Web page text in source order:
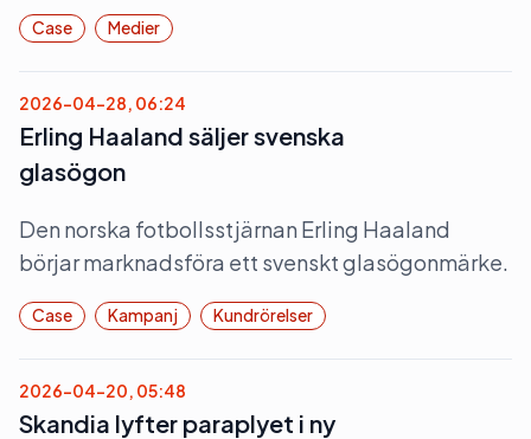
Case Medier
2026-04-28, 06:24
Erling Haaland säljer svenska
glasögon
Den norska fotbollsstjärnan Erling Haaland
börjar marknadsföra ett svenskt glasögonmärke.
Case Kampanj Kundrörelser
2026-04-20, 05:48
Skandia lyfter paraplyet i ny